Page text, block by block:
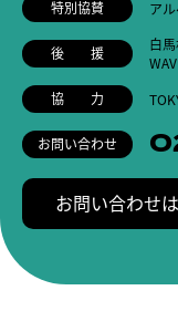
特別協賛 ア
後 援 白
協 力
お問い合わせ
お問い合わせ